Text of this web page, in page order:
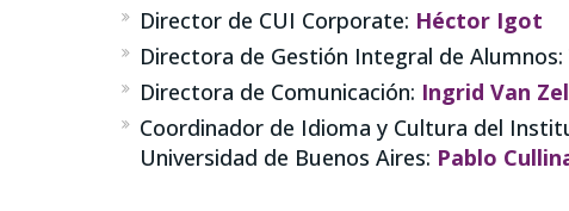
Director de CUI Corporate: Héctor Igot
Directora de Gestión Integral de Alumnos:
Directora de Comunicación: Ingrid Van
Coordinador de Idioma y Cultura del
Universidad de Buenos Aires: Pablo